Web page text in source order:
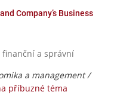
and Company’s Business
finanční a správní
a management /
příbuzné téma